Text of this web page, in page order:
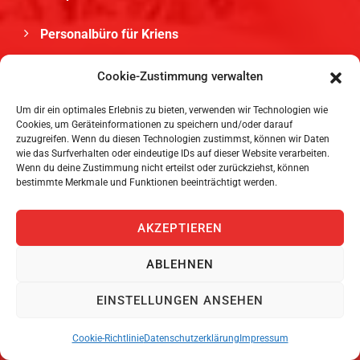
Cookie-Zustimmung verwalten
Um dir ein optimales Erlebnis zu bieten, verwenden wir Technologien wie
Cookies, um Geräteinformationen zu speichern und/oder darauf
zuzugreifen. Wenn du diesen Technologien zustimmst, können wir Daten
wie das Surfverhalten oder eindeutige IDs auf dieser Website verarbeiten.
Wenn du deine Zustimmung nicht erteilst oder zurückziehst, können
bestimmte Merkmale und Funktionen beeinträchtigt werden.
AKZEPTIEREN
ABLEHNEN
EINSTELLUNGEN ANSEHEN
Cookie-RichtlinieDatenschutzerklärung Impressum
Personalbüro für Kriens
Payrolling für Renens VD
Temporärbüro für Thônex
Personalbüro für Onex
Personalbüro für Arbon